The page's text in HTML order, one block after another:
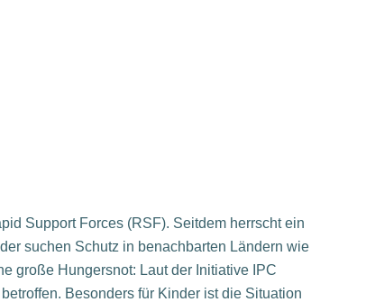
Support Forces (RSF). Seitdem herrscht ein
suchen Schutz in benachbarten Ländern wie
große Hungersnot: Laut der Initiative IPC
Besonders für Kinder ist die Situation